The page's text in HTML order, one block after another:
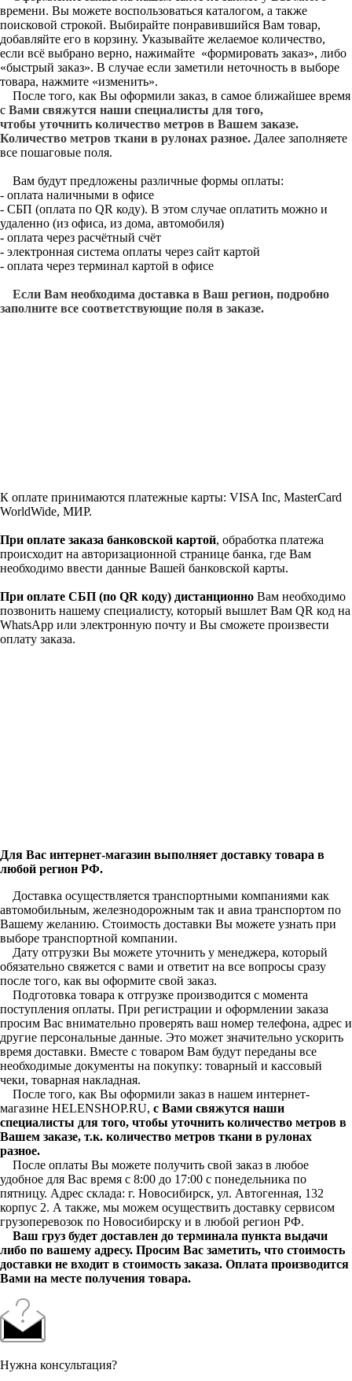
времени. Вы можете воспользоваться каталогом, а также
поисковой строкой. Выбирайте понравившийся Вам товар,
добавляйте его в корзину. Указывайте желаемое количество,
если всё выбрано верно, нажимайте «формировать заказ», либо
«быстрый заказ». В случае если заметили неточность в выборе
товара, нажмите «изменить».
После того, как Вы оформили заказ, в самое ближайшее время
с Вами свяжутся наши специалисты для того,
чтобы уточнить количество метров в Вашем заказе.
Количество метров ткани в рулонах разное. Далее заполняете
все пошаговые поля.
Вам будут предложены различные формы оплаты:
- оплата наличными в офисе
- СБП (оплата по QR коду). В этом случае оплатить можно и
удаленно (из офиса, из дома, автомобиля)
- оплата через расчётный счёт
- электронная система оплаты через сайт картой
- оплата через терминал картой в офисе
Если Вам необходима доставка в Ваш регион, подробно
заполните все соответствующие поля в заказе.
К оплате принимаются платежные карты: VISA Inc, MasterCard
WorldWide, МИР.
При оплате заказа банковской картой, обработка платежа
происходит на авторизационной странице банка, где Вам
необходимо ввести данные Вашей банковской карты.
При оплате СБП (по QR коду) дистанционно Вам необходимо
позвонить нашему специалисту, который вышлет Вам QR код на
WhatsApp или электронную почту и Вы сможете произвести
оплату заказа.
Для Вас интернет-магазин выполняет доставку товара в
любой регион РФ.
Доставка осуществляется транспортными компаниями как
автомобильным, железнодорожным так и авиа транспортом по
Вашему желанию. Стоимость доставки Вы можете узнать при
выборе транспортной компании.
Дату отгрузки Вы можете уточнить у менеджера, который
обязательно свяжется с вами и ответит на все вопросы сразу
после того, как вы оформите свой заказ.
Подготовка товара к отгрузке производится с момента
поступления оплаты. При регистрации и оформлении заказа
просим Вас внимательно проверять ваш номер телефона, адрес и
другие персональные данные. Это может значительно ускорить
время доставки. Вместе с товаром Вам будут переданы все
необходимые документы на покупку: товарный и кассовый
чеки, товарная накладная.
После того, как Вы оформили заказ в нашем интернет-
магазине HELENSHOP.RU, с Вами свяжутся наши
специалисты для того, чтобы уточнить количество метров в
Вашем заказе, т.к. количество метров ткани в рулонах
разное.
После оплаты Вы можете получить свой заказ в любое
удобное для Вас время с 8:00 до 17:00 с понедельника по
пятницу. Адрес склада: г. Новосибирск, ул. Автогенная, 132
корпус 2. А также, мы можем осуществить доставку сервисом
грузоперевозок по Новосибирску и в любой регион РФ.
Ваш груз будет доставлен до терминала пункта выдачи
либо по вашему адресу. Просим Вас заметить, что стоимость
доставки не входит в стоимость заказа. Оплата производится
Вами на месте получения товара.
Нужна консультация?